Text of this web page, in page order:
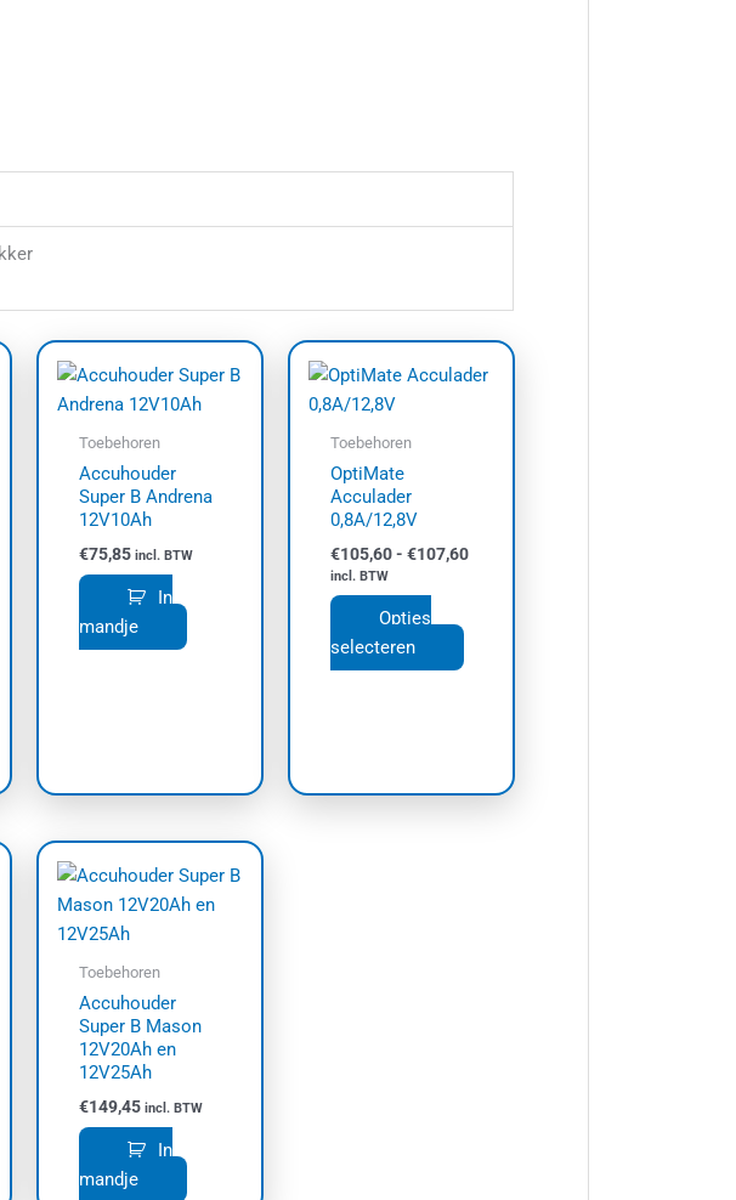
Toebehoren
Accuhouder
Super B Andrena
12V10Ah
€75,85 incl. BTW
In
mandje
Toebehoren
OptiMate
Acculader
0,8A/12,8V
€105,60- €107,60
Prijsklasse:
€105,60
incl. BTW
Opties
selecteren
product
kan
Toebehoren
Accuhouder
Super B Mason
12V20Ah en
12V25Ah
€149,45 incl. BTW
In
mandje